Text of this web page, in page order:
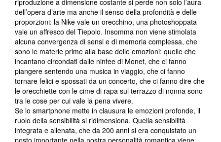
riproduzione a dimensione costante si perde non solo l’aura
dell’opera d’arte ma anche il senso della profondità e delle
proporzioni: la Nike vale un orecchino, una photoshoppata
vale un affresco del Tiepolo. Insomma non viene stimolata
alcuna convergenza di sensi e di memoria complessa, che
sono le materie prime alla base delle emozioni: quelle che
incantano circondati dalle ninfee di Monet, che ci fanno
piangere sentendo una musica in viaggio, che ci fanno
tornare felici e spossati da un concerto, che ci fanno dire che
le orecchiette con le cime di rapa sul terrazzo di nonna sono
tra le cose per cui vale la pena vivere.
Se lo smartphone mette in clausura le emozioni profonde, il
ruolo della sensibilità si ridimensiona. Quella sensibilità
integrata e allenata, che da 200 anni si era conquistato un